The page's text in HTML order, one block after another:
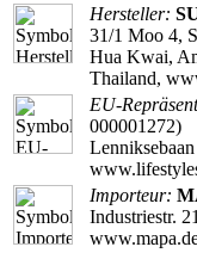
Hersteller:
31/1 Moo 4,
Hua Kwai,
Thailand,
EU-
000001272)
Importeur:
Industriestr.